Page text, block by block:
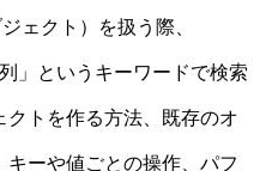
ェクト）を扱う際、
」というキーワードで検索
トを作る方法、既存のオ
ーや値ごとの操作、パフ